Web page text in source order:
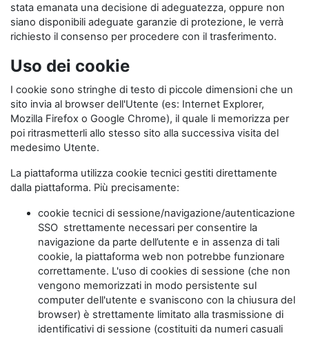
stata emanata una decisione di adeguatezza, oppure non
siano disponibili adeguate garanzie di protezione, le verrà
richiesto il consenso per procedere con il trasferimento.
Uso dei cookie
I cookie sono stringhe di testo di piccole dimensioni che un
sito invia al browser dell'Utente (es: Internet Explorer,
Mozilla Firefox o Google Chrome), il quale li memorizza per
poi ritrasmetterli allo stesso sito alla successiva visita del
medesimo Utente.
La piattaforma utilizza cookie tecnici gestiti direttamente
dalla piattaforma. Più precisamente:
cookie tecnici di sessione/navigazione/autenticazione
SSO strettamente necessari per consentire la
navigazione da parte dell’utente e in assenza di tali
cookie, la piattaforma web non potrebbe funzionare
correttamente. L'uso di cookies di sessione (che non
vengono memorizzati in modo persistente sul
computer dell'utente e svaniscono con la chiusura del
browser) è strettamente limitato alla trasmissione di
identificativi di sessione (costituiti da numeri casuali